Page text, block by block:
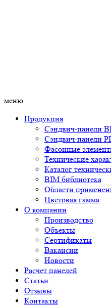
меню
Продукция
Сэндвич-панели
Сэндвич-панели
Фасонные
Технические
Каталог
BIM библиотека
Области
Цветовая гамма
О компании
Производство
Объекты
Сертификаты
Вакансии
Новости
Расчет панелей
Статьи
Отзывы
Контакты